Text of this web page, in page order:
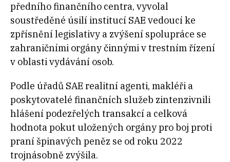
předního finančního centra, vyvolal
soustředěné úsilí institucí SAE vedoucí ke
zpřísnění legislativy a zvýšení spolupráce se
zahraničními orgány činnými v trestním řízení
v oblasti vydávání osob.
Podle úřadů SAE realitní agenti, makléři a
poskytovatelé finančních služeb zintenzivnili
hlášení podezřelých transakcí a celková
hodnota pokut uložených orgány pro boj proti
praní špinavých peněz se od roku 2022
trojnásobně zvýšila.